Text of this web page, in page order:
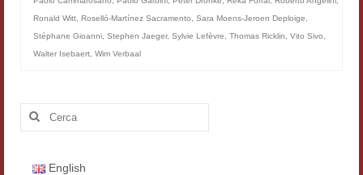
Rammses
Master INFOTEXT
Ronald Witt Roselló-Martínez Sacramento Sara Moens-Jeroen Deploige
Stéphane Gioanni Stephen Jaeger, Sylvie Lefèvre Thomas Ricklin Vito Sivo
Walter Isebaert Wim Verbaal
Cerca:
English